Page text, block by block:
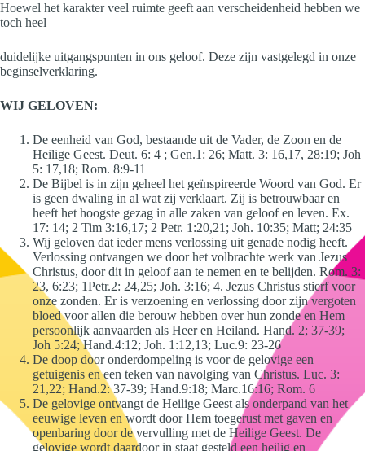
Hoewel het karakter veel ruimte geeft aan verscheidenheid hebben we
toch heel
duidelijke uitgangspunten in ons geloof. Deze zijn vastgelegd in onze
beginselverklaring.
WIJ GELOVEN:
De eenheid van God, bestaande uit de Vader, de Zoon en de
Heilige Geest. Deut. 6: 4 ; Gen.1: 26; Matt. 3: 16,17, 28:19; Joh
5: 17,18; Rom. 8:9-11
De Bijbel is in zijn geheel het geïnspireerde Woord van God. Er
is geen dwaling in al wat zij verklaart. Zij is betrouwbaar en
heeft het hoogste gezag in alle zaken van geloof en leven. Ex.
17: 14; 2 Tim 3:16,17; 2 Petr. 1:20,21; Joh. 10:35; Matt; 24:35
Wij geloven dat ieder mens verlossing uit genade nodig heeft.
Verlossing ontvangen we door het volbrachte werk van Jezus
Christus, door dit in geloof aan te nemen en te belijden. Rom. 3:
23, 6:23; 1Petr.2: 24,25; Joh. 3:16; 4. Jezus Christus stierf voor
onze zonden. Er is verzoening en verlossing door zijn vergoten
bloed voor allen die berouw hebben over hun zonde en Hem
persoonlijk aanvaarden als Heer en Heiland. Hand. 2; 37-39;
Joh 5:24; Hand.4:12; Joh. 1:12,13; Luc.9: 23-26
De doop door onderdompeling is voor de gelovige een
getuigenis en een teken van navolging van Christus. Luc. 3:
21,22; Hand.2: 37-39; Hand.9:18; Marc.16:16; Rom. 6
De gelovige ontvangt de Heilige Geest als onderpand van het
eeuwige leven en wordt door Hem toegerust met gaven en
openbaring door de vervulling met de Heilige Geest. De
gelovige wordt daardoor in staat gesteld een heilig en